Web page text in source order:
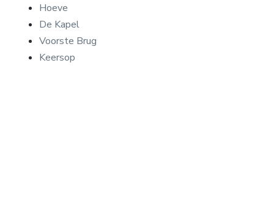
Hoeve
De Kapel
Voorste Brug
Keersop